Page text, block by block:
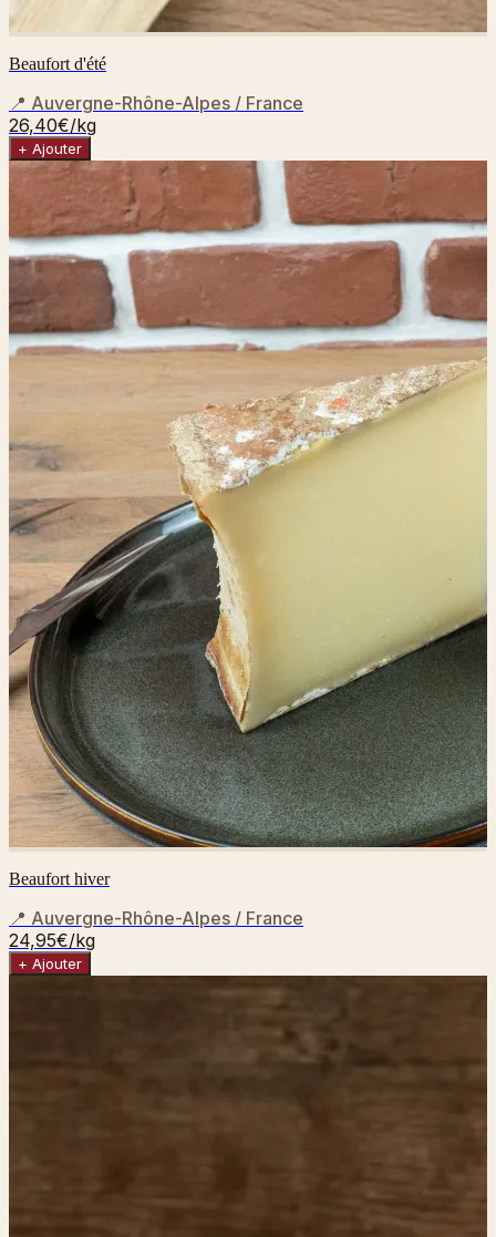
Beaufort d'été
📍 Auvergne-Rhône-Alpes / France
26,40€/kg
+ Ajouter
Beaufort hiver
📍 Auvergne-Rhône-Alpes / France
24,95€/kg
+ Ajouter